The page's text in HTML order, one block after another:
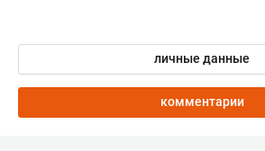
личные данные
комментарии